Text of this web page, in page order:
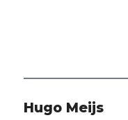
Hugo Meijs